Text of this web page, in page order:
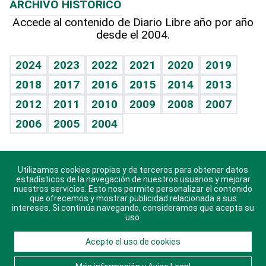
Hablando con el pediatra
Vida y familia
Eñe
Celebrando la vida
Sin complejos
En pocas palabras
Escuchando al corazón
Economía Personal
TBT Deportivo
Más firmas
Hecho en casa
Guía del dinero
Cumpleaños
Horóscopos
Crucigramas
ARCHIVO HISTÓRICO
Accede al contenido de Diario Libre año por año
desde el 2004.
2024 2023 2022 2021 2020
2019
2018
2017 2016 2015 2014
2013
2012
2011 2010 2009 2008
2007
2006
2005 2004
Descarga nuestras aplicaciones para Android, iOS y
sistema Huawei.
© 2021 Diario Libre, todos los derechos reservados.
Utilizamos cookies propias y de terceros para obtener datos
estadísticos de la navegación de nuestros usuarios y mejorar
nuestros servicios. Esto nos permite personalizar el contenido
que ofrecemos y mostrar publicidad relacionada a sus
intereses. Si continúa navegando, consideramos que acepta su
uso.
Acepto el uso de cookies